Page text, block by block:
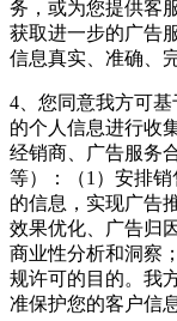
务，或为您提供客
获取进一步的广告
信息真实、准确、
4、您同意我方可
的个人信息进行收
经销商、广告服务
等）：（1）安排
的信息，实现广告
效果优化、广告归
商业性分析和洞察
规许可的目的。我
准保护您的客户信息